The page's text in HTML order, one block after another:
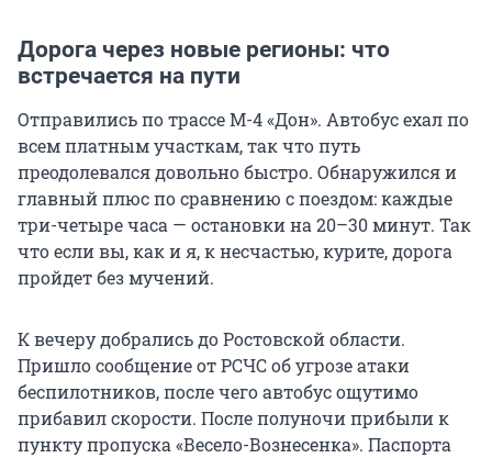
Дорога через новые регионы: что
встречается на пути
Отправились по трассе М-4 «Дон». Автобус ехал по
всем платным участкам, так что путь
преодолевался довольно быстро. Обнаружился и
главный плюс по сравнению с поездом: каждые
три-четыре часа — остановки на 20–30 минут. Так
что если вы, как и я, к несчастью, курите, дорога
пройдет без мучений.
К вечеру добрались до Ростовской области.
Пришло сообщение от РСЧС об угрозе атаки
беспилотников, после чего автобус ощутимо
прибавил скорости. После полуночи прибыли к
пункту пропуска «Весело-Вознесенка». Паспорта